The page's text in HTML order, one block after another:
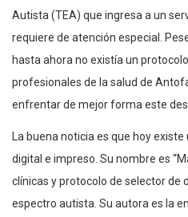
Autista (TEA) que ingresa a un
requiere de atención especial.
hasta ahora no existía un
profesionales de la salud de
enfrentar de mejor forma este
La buena noticia es que hoy
digital e impreso. Su nombre es
clínicas y protocolo de selector de
espectro autista. Su autora es la